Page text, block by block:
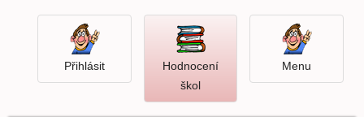
Menu
Hodnocení
školOtevři
hodnocení
PřihlásitPřihlásit